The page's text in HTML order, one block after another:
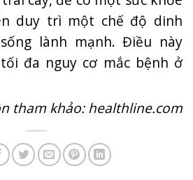
duy trì một chế độ dinh
lành mạnh. Điều này
đa nguy cơ mắc bệnh ở
tham khảo: healthline.com